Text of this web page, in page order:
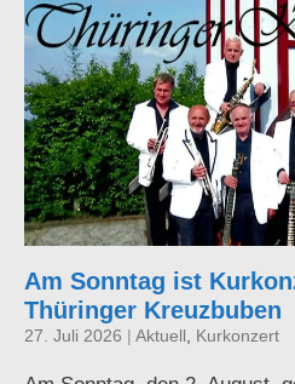
Am Sonntag ist
Thüringer Kreuzbuben
27. Juli 2026 Aktuell , Kurkonzert